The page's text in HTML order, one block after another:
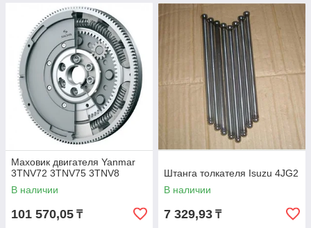
Маховик двигателя Yanmar
3TNV72 3TNV75 3TNV8
В наличии
101 570,05 ₸
Штанга толкателя Isuzu 4JG2
В наличии
7 329,93 ₸